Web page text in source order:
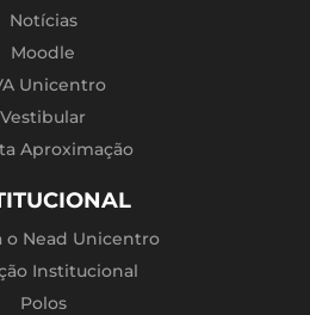
Notícias
Moodle
Unicentro
Vestibular
Aproximação
o Nead Unicentro
Institucional
Polos